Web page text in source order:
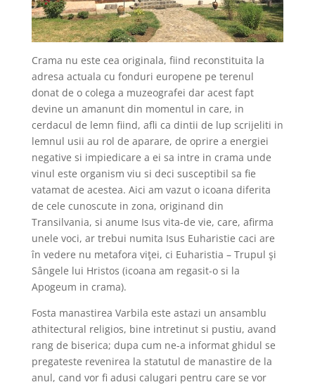
Crama nu este cea originala, fiind reconstituita la
adresa actuala cu fonduri europene pe terenul
donat de o colega a muzeografei dar acest fapt
devine un amanunt din momentul in care, in
cerdacul de lemn fiind, afli ca dintii de lup scrijeliti in
lemnul usii au rol de aparare, de oprire a energiei
negative si impiedicare a ei sa intre in crama unde
vinul este organism viu si deci susceptibil sa fie
vatamat de acestea. Aici am vazut o icoana diferita
de cele cunoscute in zona, originand din
Transilvania, si anume Isus vita-de vie, care, afirma
unele voci, ar trebui numita Isus Euharistie caci are
în ve­dere nu metafora viţei, ci Eu­ha­ris­tia – Tru­pul şi
Sângele lui Hris­tos (icoana am regasit-o si la
Apogeum in crama).
Fosta manastirea Varbila este astazi un ansamblu
athitectural religios, bine intretinut si pustiu, avand
rang de biserica; dupa cum ne-a informat ghidul se
pregateste revenirea la statutul de manastire de la
anul, cand vor fi adusi calugari pentru care se vor